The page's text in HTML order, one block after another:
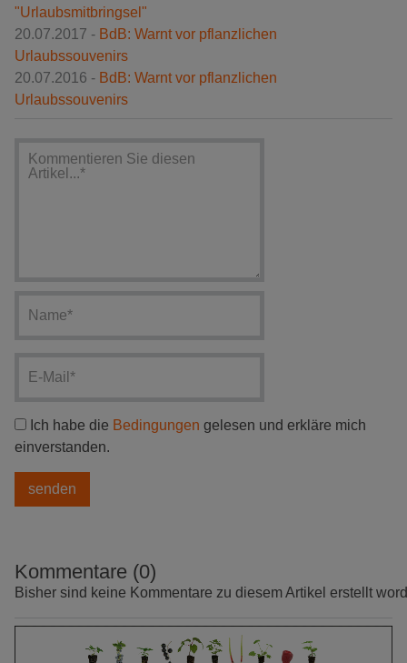
"Urlaubsmitbringsel"
20.07.2017 - BdB: Warnt vor pflanzlichen
Urlaubssouvenirs
20.07.2016 - BdB: Warnt vor pflanzlichen
Urlaubssouvenirs
Ich habe die Bedingungen gelesen und erkläre mich
einverstanden.
Kommentare (0)
Bisher sind keine Kommentare zu diesem Artikel erstellt